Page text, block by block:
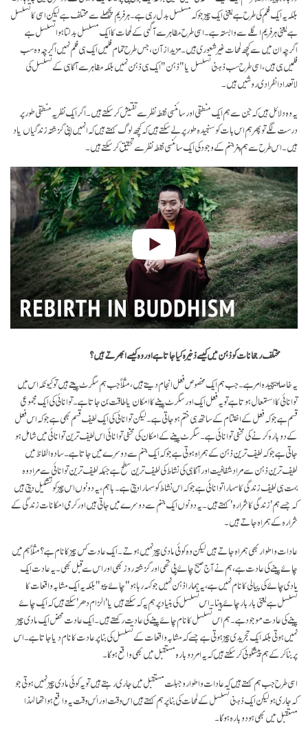
بلکہ یہ ایک فلم کی طرح ہے یعنی ایک چیز جو کہ مسلسل بدل رہی ہے۔ ہر فریم پچھلے سے مختلف ہے لیکن اسی کا تسلسل
ہے یعنی ہر فریم اگلے سے وابستہ ہے۔ اسی طرح مظاہر سے آگہی کے لمحات کا ایک مسلسل بدلتا ہوا تسلسل ہے
اگرچہ ان میں سے کچھ لمحات غیر شعوری ہیں۔ مزید از آن، جس طرح تمام فلمیں ایک ہی فلم نہیں اگرچہ وہ سب
فلمیں ہی ہیں، اسی طرح سب ذہنی تسلسل یا "ذہن" ایک ہی ذہن نہیں بلکہ مظاہر سے آگاہی کے تسلسل کی
لاتعداد انفرادی روشیں ہیں۔
یہ وہ دلائل ہیں کہ جن سے ہم ایک منطقی اور سائنسی نقطہ نظر سے تفتیش کر سکتے ہیں۔ اگر ایک نظریہ منطقی طور پر
درست لگے تو پھر ہم اس بات کو سنجیدہ طور پر لے سکتے ہیں کہ کچھ لوگ کہتے ہیں کہ انہیں اپنی گزشتہ زندگیاں یاد
ہیں۔ اس طرح سے ہم پنر جنم کے وجود کی ایک سائنسی نقطہ نظر سے تحقیق کر سکتے ہیں۔
مختلف رجحانات کو ذہن میں کیسے ذخیرہ کیا جاتا ہے اور وہ کیسے ابھرتے ہیں؟
یہ خاصا پیچیدہ امر ہے۔ جب ہم ایک مخصوص فعل انجام دیتے ہیں، مثلاً جب ہم سگرٹ پیتے ہیں تو کیونکہ اس میں
توانائی کا استمعال ہوتا ہے تو یہ فعل ایک اور سگرٹ پینے کا امکان یا طاقت بن جاتا ہے۔ توانائی کی ایک مجموعی
قسم ہے جو کہ فعل کے اختتام کے ساتھ ہی ختم ہو جاتی ہے۔ لیکن توانائی کی ایک لطیف قسم بھی ہے جو کہ اس فعل
کے دوبارہ کرنے کی مخفی توانائی ہے۔ سگرٹ پینے کے امکان کی مخفی توانائی اس لطیف ترین توانائی میں شامل ہو
جاتی ہے جو کہ لطیف ترین ذہن کے ہمراہ ہوتی ہے جو کہ ایک جنم سے دوسرے میں جاتا ہے۔ سادہ الفاظ میں
لطیف ترین ذہن سے مراد شفافیت اور آگاہی کی نشاط کی لطیف ترین سطح ہے جبکہ لطیف ترین توانائی سے مراد وہ
بہت ہی لطیف زندگی کا سہارا توانائی ہے جو کہ اس نشاط کوسہارا دیتی ہے۔ باہم، یہ دونوں اس چیز کو تشکیل دیتی ہیں
کہ جسے ہم 'زندگی کا شرارہ' کہتے ہیں۔ یہ دونوں ایک جنم سے دوسرے میں جاتی ہیں اور کرمی امکانات زندگی کے
شرارہ کے ہمراہ جاتے ہیں۔
عادات و اطوار بھی ہمراہ جاتے ہیں لیکن وہ کوئی مادی چیز نہیں ہوتے۔ ایک عادت کس چیز کا نام ہے؟ مثلاً ہم میں
چائے پینے کی عادت ہے، ہم نے آج صبح چائے پی تھی اور گزشتہ روز بھی اور اس سے قبل بھی۔ یہ عادت ایک
مادی چائے کی پیالی کا نام نہیں ہے، یہ ہمارا ذہن نہیں جو کہہ رہا ہو "چائے پیو" بلکہ یہ ایک مشابہ واقعات کا
تسلسل ہے یعنی بار بار چائے پینا۔ اس تسلسل کی بنیاد پر ہم یہ کہ سکتے ہیں یا 'الزام دھر' سکتے ہیں کہ ایک چائے
پینے کی عادت موجود ہے۔ ہم اس تسلسل کا نام چائے پینے کی عادت رکھتے ہیں۔ ایک عادت محض ایک مادی چیز
نہیں ہوتی بلکہ ایک تجریدی چیز ہوتی ہے جسے کہ مشابہ واقعات کے تسلسل کی بنا پر عادت کا نام دیا جاتا ہے۔ اس
پر بنا کر کے ہم پیشگوئی کر سکتے ہیں کہ یہ امر دوبارہ مستقبل میں بھی واقع ہو گا۔
اسی طرح جب ہم کہتے ہیں کہ عادات و اطوار و جبلت مستقبل میں جاری رہتے ہیں تو یہ کوئی مادی چیز نہیں ہوتی جو
کہ جاری ہو لیکن ایک ذہنی تسلسل کے لمحات کی بنا پر ہم کہتے ہیں اس وقت اور اُس وقت یہ واقع ہوا تھا لہذا
مستقبل میں بھی ہو دوبارہ ہو گا۔